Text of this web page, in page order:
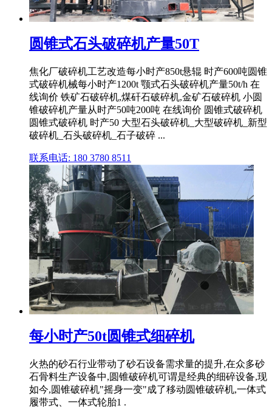
圆锥式石头破碎机产量50T
焦化厂破碎机工艺改造每小时产850t悬辊 时产600吨圆锥
式破碎机械每小时产1200t 颚式石头破碎机产量50t/h 在
线询价 铁矿石破碎机,煤矸石破碎机,金矿石破碎机 小圆
锥破碎机产量从时产50吨200吨 在线询价 圆锥式破碎机
圆锥式破碎机 时产50 大型石头破碎机_大型破碎机_新型
破碎机_石头破碎机_石子破碎 ...
联系电话: 180 3780 8511
每小时产50t圆锥式细碎机
火热的砂石行业带动了砂石设备需求量的提升,在众多砂
石骨料生产设备中,圆锥破碎机可谓是经典的细碎设备,现
如今,圆锥破碎机"摇身一变"成了移动圆锥破碎机,一体式
履带式、一体式轮胎1 .